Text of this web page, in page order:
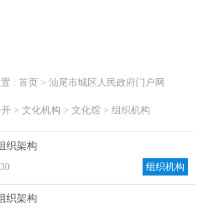
: 首页 > 汕尾市城区人民政府门户网
> 文化机构 > 文化馆 > 组织机构
织架构
组织机构
织架构